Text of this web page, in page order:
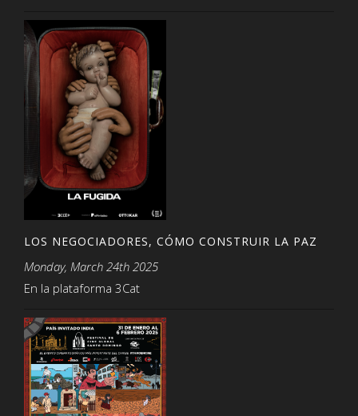
LOS NEGOCIADORES, CÓMO CONSTRUIR LA PAZ
Monday, March 24th 2025
En la plataforma 3Cat